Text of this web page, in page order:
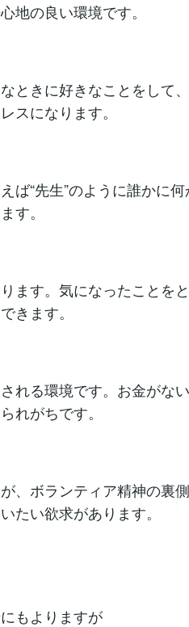
地の良い環境です。
ときに好きなことをして
スになります。
ば“先生”のように誰かに
す。
ます。気になったことを
きます。
れる環境です。お金がな
れがちです。
、ボランティア精神の裏
たい欲求があります。
もよりますが